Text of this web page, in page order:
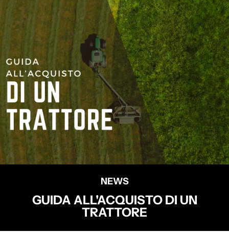
NEWS
GUIDA ALL'ACQUISTO DI UN
TRATTORE